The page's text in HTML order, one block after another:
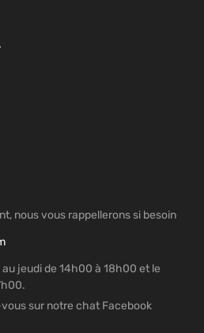
nous vous rappellerons si besoin
jeudi de 14h00 à 18h00 et le
sur notre chat Facebook